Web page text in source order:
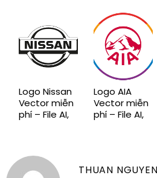
CDR, PNG
chuẩn mới,
miễn phí
SVG, PNG
chuẩn mới
Logo Nissan
Vector miễn
phí – File AI,
Logo AIA
Vector miễn
phí – File AI,
THUAN NGUYEN